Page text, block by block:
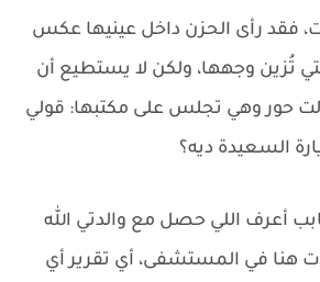
فقد رأى الحزن داخل عينيها عكس
تُزين وجهها، ولكن لا يستطيع أن
حور وهي تجلس على مكتبها: قولي
السعيدة ديه؟
أعرف اللي حصل مع والدتي الله
هنا في المستشفى، أي تقرير أي